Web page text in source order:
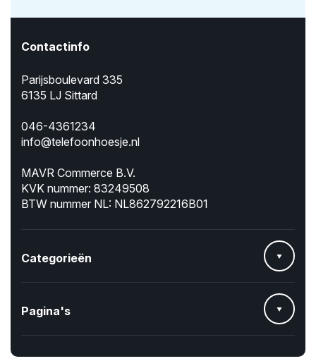
Contactinfo
Parijsboulevard 335
6135 LJ Sittard
046-4361234
info@telefoonhoesje.nl
MAVR Commerce B.V.
KVK nummer: 83249508
BTW nummer NL: NL862792216B01
Categorieën
Pagina's